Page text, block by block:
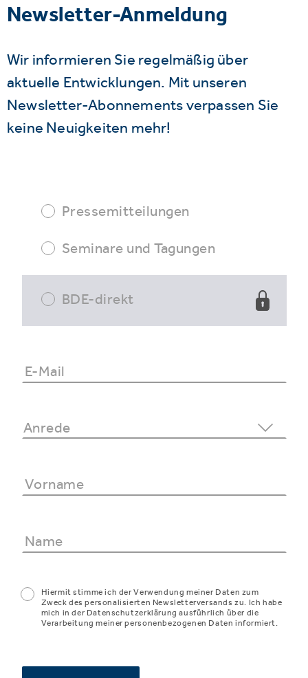
Newsletter-Anmeldung
Wir informieren Sie regelmäßig über
aktuelle Entwicklungen. Mit unseren
Newsletter-Abonnements verpassen Sie
keine Neuigkeiten mehr!
Pressemitteilungen
Seminare und Tagungen
BDE-direkt
Hiermit stimme ich der Verwendung meiner Daten zum
Zweck des personalisierten Newsletterversands zu. Ich habe
mich in der Datenschutzerklärung ausführlich über die
Verarbeitung meiner personenbezogenen Daten informiert.